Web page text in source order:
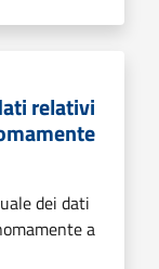
relativi
dei dati
a